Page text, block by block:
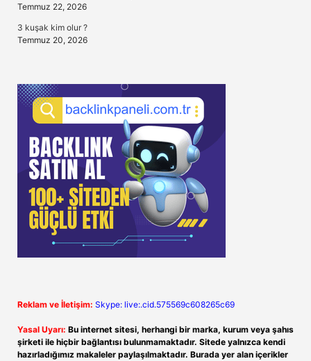
Temmuz 22, 2026
3 kuşak kim olur ?
Temmuz 20, 2026
Reklam ve İletişim: Skype: live:.cid.575569c608265c69
Yasal Uyarı: Bu internet sitesi, herhangi bir marka, kurum veya şahıs
şirketi ile hiçbir bağlantısı bulunmamaktadır. Sitede yalnızca kendi
hazırladığımız makaleler paylaşılmaktadır. Burada yer alan içerikler